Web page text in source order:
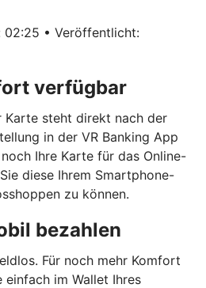
02:25 • Veröffentlicht:
verfügbar
Karte steht direkt nach der
in der VR Banking App
Ihre Karte für das Online-
diese Ihrem Smartphone-
zu können.
bezahlen
Für noch mehr Komfort
einfach im Wallet Ihres